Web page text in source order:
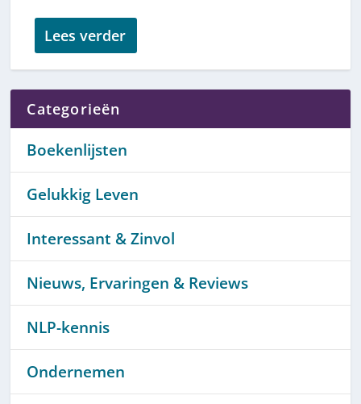
Lees verder
Categorieën
Boekenlijsten
Gelukkig Leven
Interessant & Zinvol
Nieuws, Ervaringen & Reviews
NLP-kennis
Ondernemen